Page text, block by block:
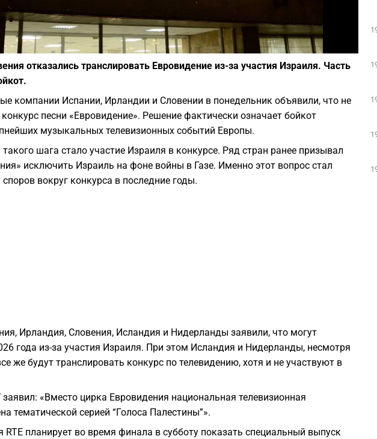
Фото: depositphotos.com
отказались транслировать Евровидение из-за участия Израиля. Часть
компании Испании, Ирландии и Словении в понедельник объявили, что не
песни «Евровидение». Решение фактически означает бойкот
музыкальных телевизионных событий Европы.
шага стало участие Израиля в конкурсе. Ряд стран ранее призывал
исключить Израиль на фоне войны в Газе. Именно этот вопрос стал
вокруг конкурса в последние годы.
Ирландия, Словения, Исландия и Нидерланды заявили, что могут
года из-за участия Израиля. При этом Исландия и Нидерланды, несмотря
же будут транслировать конкурс по телевидению, хотя и не участвуют в
«Вместо цирка Евровидения национальная телевизионная
тематической серией “Голоса Палестины”».
RTE планирует во время финала в субботу показать специальный выпуск